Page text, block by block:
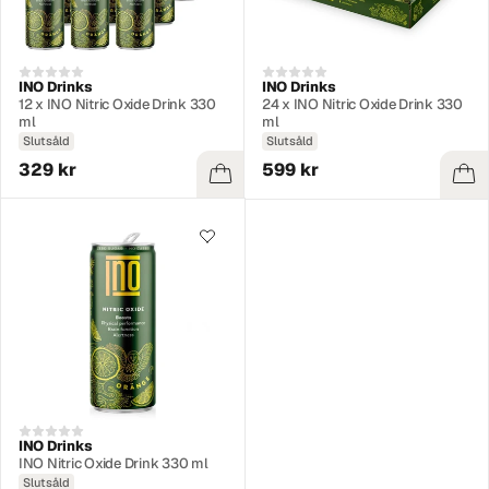
INO Drinks
12 x INO Nitric Oxide Drink 330
ml
Slutsåld
329 kr
INO Drinks
24 x INO Nitric Oxide Drink 330
ml
Slutsåld
599 kr
INO Drinks
INO Nitric Oxide Drink 330 ml
Slutsåld